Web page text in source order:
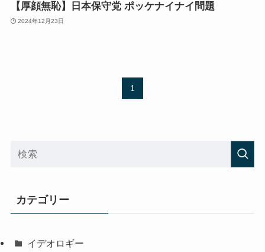
【厚顔無恥】日本保守党 ポッケナイナイ問題
2024年12月23日
1
カテゴリー
イデオロギー